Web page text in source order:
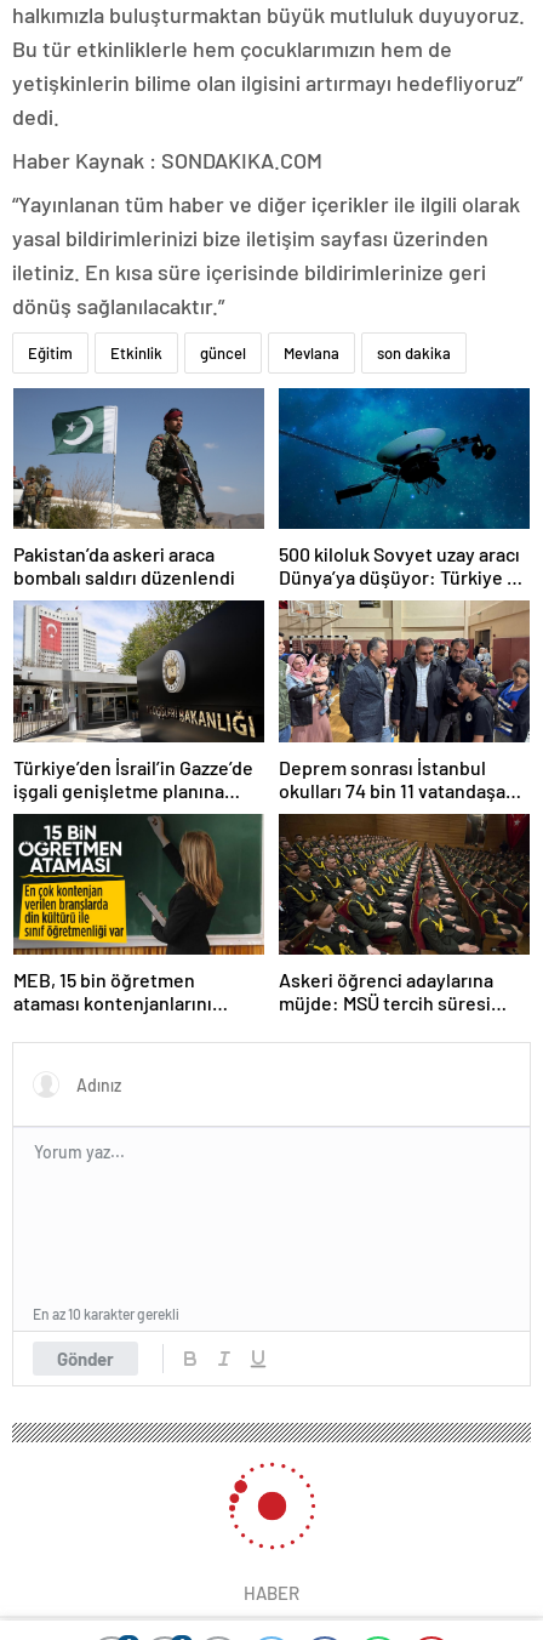
halkımızla buluşturmaktan büyük mutluluk duyuyoruz.
Bu tür etkinliklerle hem çocuklarımızın hem de
yetişkinlerin bilime olan ilgisini artırmayı hedefliyoruz”
dedi.
Haber Kaynak : SONDAKIKA.COM
“Yayınlanan tüm haber ve diğer içerikler ile ilgili olarak
yasal bildirimlerinizi bize iletişim sayfası üzerinden
iletiniz. En kısa süre içerisinde bildirimlerinize geri
dönüş sağlanılacaktır.”
Eğitim Etkinlik güncel Mevlana son dakika
Pakistan’da askeri araca
bombalı saldırı düzenlendi
500 kiloluk Sovyet uzay aracı
Dünya’ya düşüyor: Türkiye de
risk altında
Türkiye’den İsrail’in Gazze’de
işgali genişletme planına
tepki
Deprem sonrası İstanbul
okulları 74 bin 11 vatandaşa
kapısını açtı
MEB, 15 bin öğretmen
ataması kontenjanlarını
Askeri öğrenci adaylarına
müjde: MSÜ tercih süresi
Gönder
En az 10 karakter gerekli
HABER